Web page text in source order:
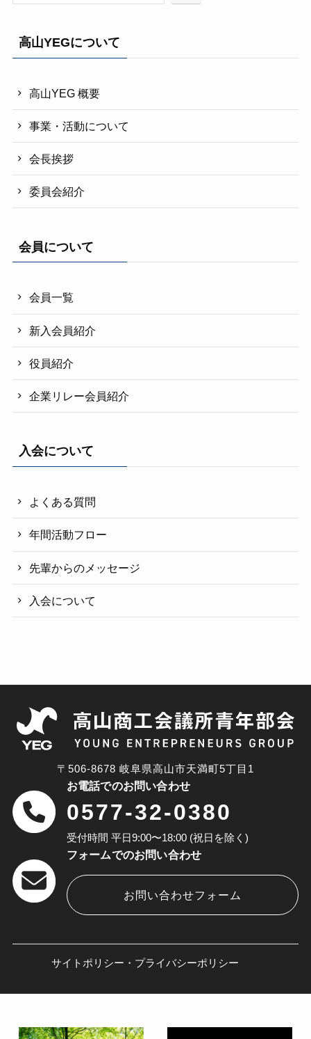
高山YEGについて
高山YEG 概要
事業・活動について
会長挨拶
委員会紹介
会員について
会員一覧
新入会員紹介
役員紹介
企業リレー会員紹介
入会について
よくある質問
年間活動フロー
先輩からのメッセージ
入会について
〒506-8678 岐阜県高山市天満町5丁目1
お電話でのお問い合わせ
0577-32-0380
受付時間 平日9:00〜18:00 (祝日を除く)
フォームでのお問い合わせ
お問い合わせフォーム
サイトポリシー・プライバシーポリシー